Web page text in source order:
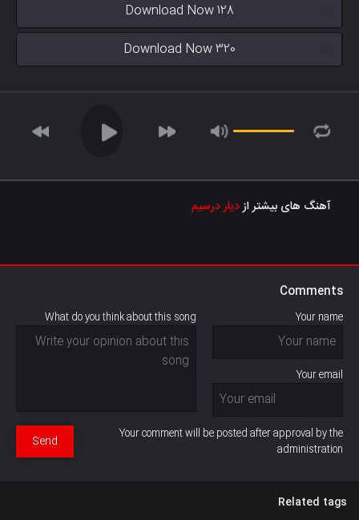
Download Now 128
Download Now 320
آهنگ های بیشتر ازدیار درسیم
Comments
Your name
Your email
What do you think about this song
Your comment will be posted after approval by the
administration
Send
Related tags